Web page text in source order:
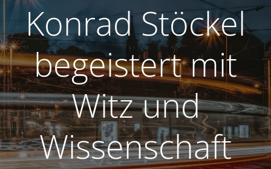
Konrad Stöckel
begeistert mit
Witz und
Wissenschaft